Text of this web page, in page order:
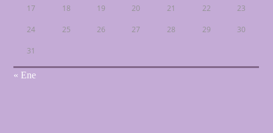
17 18 19 20 21 22 23
24 25 26 27 28 29 30
31
« Ene